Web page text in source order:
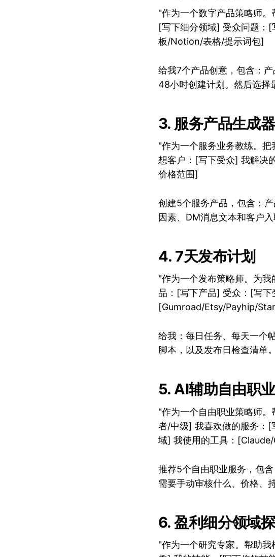
"作为一个数字产品策略师。
[写下细分领域] 受众问题：
板/Notion/表格/提示词包]
给我7个产品创意，包含：
48小时创建计划。然后选择
3. 服务产品生成器
"作为一个服务业务教练。
想客户：[写下受众] 我解决
价格范围]
创建5个服务产品，包含：
因素、DM消息文本和客户
4. 7天发布计划
"作为一个发布策略师。为
品：[写下产品] 受众：[写
[Gumroad/Etsy/Payhip/
给我：每日任务、每天一个
脚本，以及发布日检查清单
5. AI辅助自由职
"作为一个自由职业策略师
者/中级] 我喜欢做的服务：
域] 我使用的工具：
推荐5个自由职业服务，包
需要手动审核什么、价格、
6. 盈利细分领域
"作为一个研究专家。帮助